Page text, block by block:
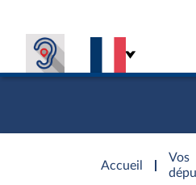
Accueil
d'accueil
Vos